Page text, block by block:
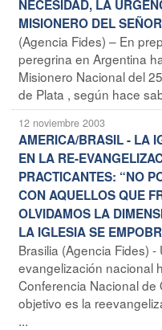
NECESIDAD, LA
MISIONERO DEL
(Agencia Fides) – En
peregrina en Argentina
Misionero Nacional del
de Plata , según hace
12 noviembre 2003
AMERICA/BRASIL - LA
EN LA RE-
PRACTICANTES: “NO
CON AQUELLOS QUE
OLVIDAMOS LA
LA IGLESIA SE
Brasilia (Agencia Fides)
evangelización nacional
Conferencia Nacional de
objetivo es la
...